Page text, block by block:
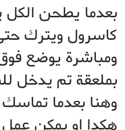
بعدما يطحن
كاسرول ويترك
ومباشرة يوضع فوق
بملعقة تم يدخل
وهنا بعدما